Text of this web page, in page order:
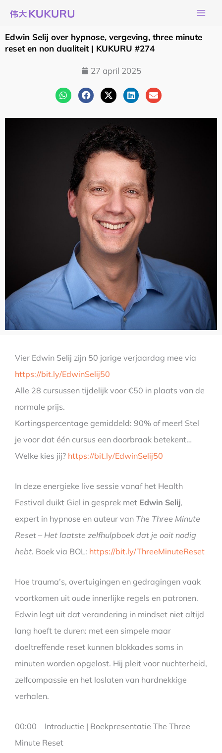
naar
de
inhoud
Edwin Selij over hypnose, vergeving, three minute
reset en non dualiteit | KUKURU #274
27 april 2025
Vier Edwin Selij zijn 50 jarige verjaardag mee via
https://bit.ly/EdwinSelij50
Alle 28 cursussen tijdelijk voor €50 in plaats van de
normale prijs.
Kortingspercentage gemiddeld: 90% of meer! Stel
je voor dat één cursus een doorbraak betekent…
Welke kies jij? https://bit.ly/EdwinSelij50
In deze energieke live sessie vanaf het Health
Festival duikt Giel in gesprek met Edwin Selij,
expert in hypnose en auteur van The Three Minute
Reset – Het laatste zelfhulpboek dat je ooit nodig
hebt. Boek via BOL: https://bit.ly/ThreeMinuteReset
Hoe trauma’s, overtuigingen en gedragingen vaak
voortkomen uit oude innerlijke regels en patronen.
Edwin legt uit dat verandering in mindset niet altijd
lang hoeft te duren: met een simpele maar
doeltreffende reset kunnen blokkades soms in
minuten worden opgelost. Hij pleit voor nuchterheid,
zelfcompassie en het loslaten van hardnekkige
verhalen.
00:00 – Introductie | Boekpresentatie The Three
Minute Reset